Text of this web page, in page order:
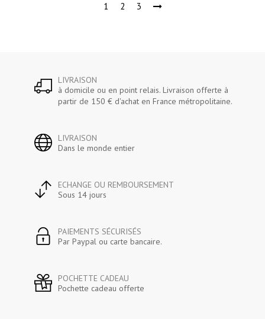
1 2 3
LIVRAISON
à domicile ou en point relais. Livraison offerte à
partir de 150 € d'achat en France métropolitaine.
LIVRAISON
Dans le monde entier
ECHANGE OU REMBOURSEMENT
Sous 14 jours
PAIEMENTS SÉCURISÉS
Par Paypal ou carte bancaire.
POCHETTE CADEAU
Pochette cadeau offerte